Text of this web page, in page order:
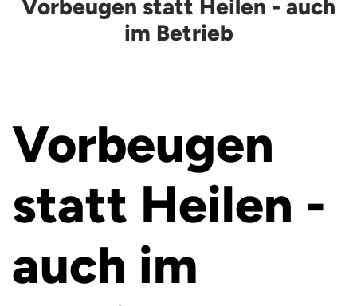
Vorbeugen statt Heilen - auch
im Betrieb
Vorbeugen
statt Heilen -
auch im